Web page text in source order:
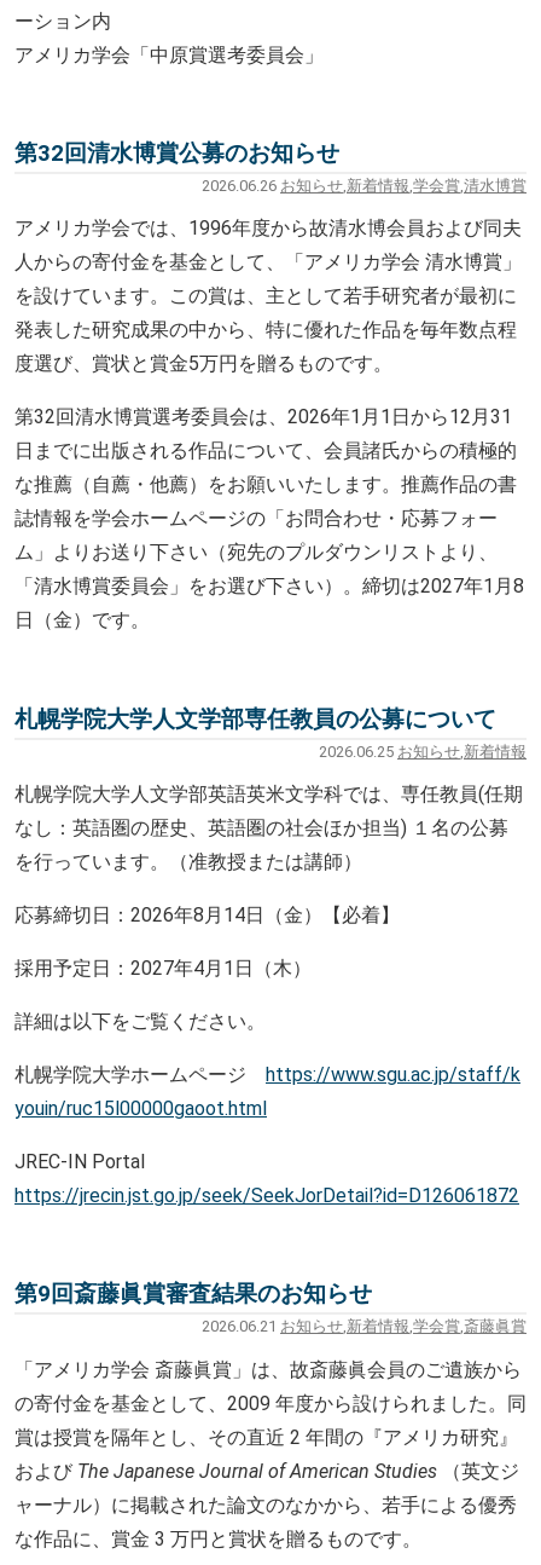
ーション内
アメリカ学会「中原賞選考委員会」
第32回清水博賞公募のお知らせ
2026.06.26 お知らせ 新着情報 学会賞 清水博賞
アメリカ学会では、1996年度から故清水博会員および同夫
人からの寄付金を基金として、「アメリカ学会 清水博賞」
を設けています。この賞は、主として若手研究者が最初に
発表した研究成果の中から、特に優れた作品を毎年数点程
度選び、賞状と賞金5万円を贈るものです。
第32回清水博賞選考委員会は、2026年1月1日から12月31
日までに出版される作品について、会員諸氏からの積極的
な推薦（自薦・他薦）をお願いいたします。推薦作品の書
誌情報を学会ホームページの「お問合わせ・応募フォー
ム」よりお送り下さい（宛先のプルダウンリストより、
「清水博賞委員会」をお選び下さい）。締切は2027年1月8
日（金）です。
札幌学院大学人文学部専任教員の公募について
2026.06.25 お知らせ 新着情報
札幌学院大学人文学部英語英米文学科では、専任教員(任期
なし：英語圏の歴史、英語圏の社会ほか担当) １名の公募
を行っています。（准教授または講師）
応募締切日：2026年8月14日（金）【 必着】
採用予定日：2027年4月1日（木）
詳細は以下をご覧ください。
札幌学院大学ホームページ
https://www.sgu.ac.jp/staff/k
youin/ruc15l00000gaoot.html
JREC-IN Portal
https://jrecin.jst.go.jp/seek/SeekJorDetail?id=D126061872
第9回斎藤眞賞審査結果のお知らせ
2026.06.21 お知らせ,新着情報,学会賞,斎藤眞賞
「アメリカ学会 斎藤眞賞」は、故斎藤眞会員のご遺族から
の寄付金を基金として、 2009 年度から設けられました。同
賞は授賞を隔年とし、その直近 2 年間の『アメリカ研究』
および The Japanese Journal of American Studies
（英文ジ
ャーナル）に掲載された論文のなかから、若手による優秀
な作品に、賞金 3 万円と賞状を贈るものです。